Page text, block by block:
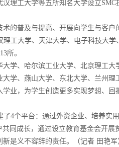
理工大学等五所知名大学设立SMC
的普及与提高、开展向学生与客户
工大学、天津大学、电子科技大学
所。
学、哈尔滨工业大学、北京理工大
学、燕山大学、东北大学、兰州理
业，为学生创造更多实现梦想、回
4个平台：通过外资企业、培养实
同成长，通过设立教育基金会开展
是义不容辞的责任。（记者 田艳军